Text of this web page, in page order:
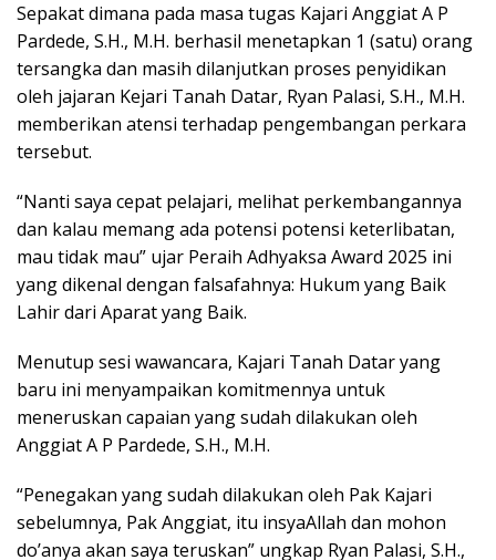
Sepakat dimana pada masa tugas Kajari Anggiat A P
Pardede, S.H., M.H. berhasil menetapkan 1 (satu) orang
tersangka dan masih dilanjutkan proses penyidikan
oleh jajaran Kejari Tanah Datar, Ryan Palasi, S.H., M.H.
memberikan atensi terhadap pengembangan perkara
tersebut.
“Nanti saya cepat pelajari, melihat perkembangannya
dan kalau memang ada potensi potensi keterlibatan,
mau tidak mau” ujar Peraih Adhyaksa Award 2025 ini
yang dikenal dengan falsafahnya: Hukum yang Baik
Lahir dari Aparat yang Baik.
Menutup sesi wawancara, Kajari Tanah Datar yang
baru ini menyampaikan komitmennya untuk
meneruskan capaian yang sudah dilakukan oleh
Anggiat A P Pardede, S.H., M.H.
“Penegakan yang sudah dilakukan oleh Pak Kajari
sebelumnya, Pak Anggiat, itu insyaAllah dan mohon
do’anya akan saya teruskan” ungkap Ryan Palasi, S.H.,